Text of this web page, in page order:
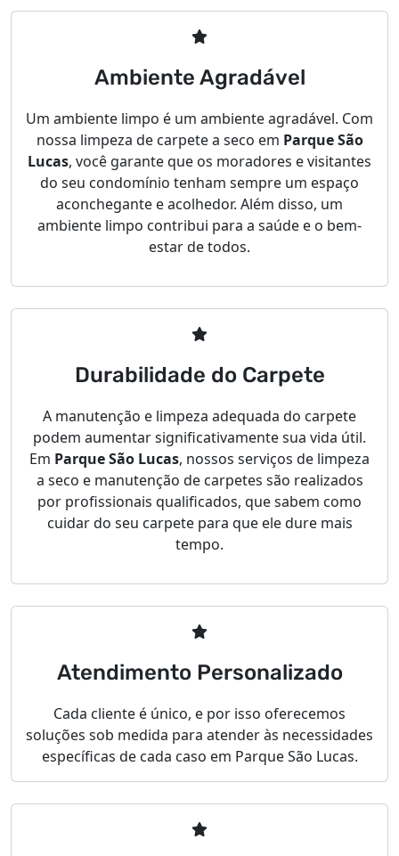
Ambiente Agradável
Um ambiente limpo é um ambiente agradável. Com
nossa limpeza de carpete a seco em Parque São
Lucas, você garante que os moradores e visitantes
do seu condomínio tenham sempre um espaço
aconchegante e acolhedor. Além disso, um
ambiente limpo contribui para a saúde e o bem-
estar de todos.
Durabilidade do Carpete
A manutenção e limpeza adequada do carpete
podem aumentar significativamente sua vida útil.
Em Parque São Lucas, nossos serviços de limpeza
a seco e manutenção de carpetes são realizados
por profissionais qualificados, que sabem como
cuidar do seu carpete para que ele dure mais
tempo.
Atendimento Personalizado
Cada cliente é único, e por isso oferecemos
soluções sob medida para atender às necessidades
específicas de cada caso em Parque São Lucas.